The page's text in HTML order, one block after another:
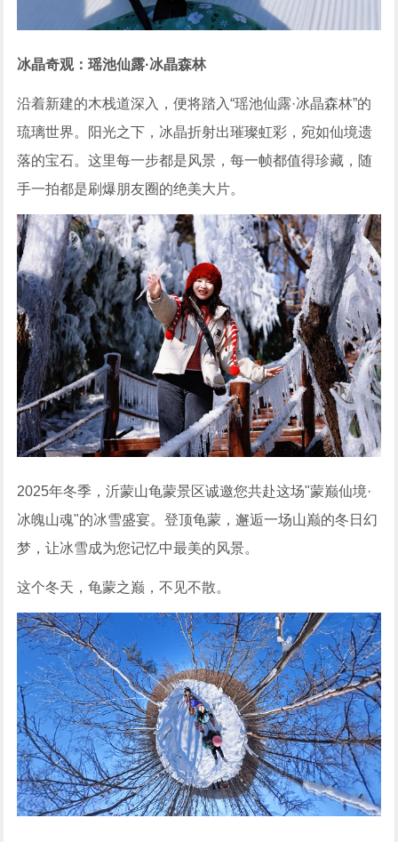
冰晶奇观：瑶池仙露·冰晶森林
沿着新建的木栈道深入，便将踏入“瑶池仙露·冰晶森林”的
琉璃世界。阳光之下，冰晶折射出璀璨虹彩，宛如仙境遗
落的宝石。这里每一步都是风景，每一帧都值得珍藏，随
手一拍都是刷爆朋友圈的绝美大片。
2025年冬季，沂蒙山龟蒙景区诚邀您共赴这场"蒙巅仙境·
冰魄山魂"的冰雪盛宴。登顶龟蒙，邂逅一场山巅的冬日幻
梦，让冰雪成为您记忆中最美的风景。
这个冬天，龟蒙之巅，不见不散。